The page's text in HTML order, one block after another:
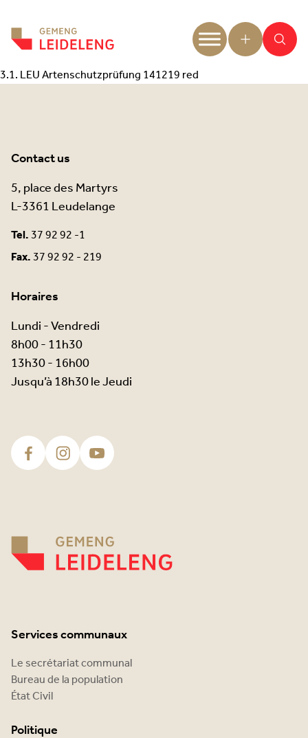
3.1. LEU Artenschutzprüfung 141219 red
Contact us
5, place des Martyrs
L-3361 Leudelange
Tel.37 92 92 -1
Fax.37 92 92 - 219
Horaires
Lundi - Vendredi
8h00 - 11h30
13h30 - 16h00
Jusqu’à 18h30 le Jeudi
Services communaux
Le secrétariat communal
Bureau de la population
État Civil
Politique